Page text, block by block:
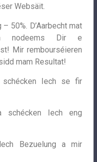
Websäit.
50%. D’Aarbecht mat
nodeems Dir e
Mir rembourséieren
mam Resultat!
Iech se fir
schécken Iech eng
Bezuelung a mir